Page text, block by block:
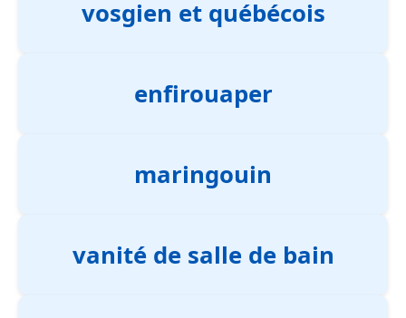
vosgien et québécois
enfirouaper
maringouin
vanité de salle de bain